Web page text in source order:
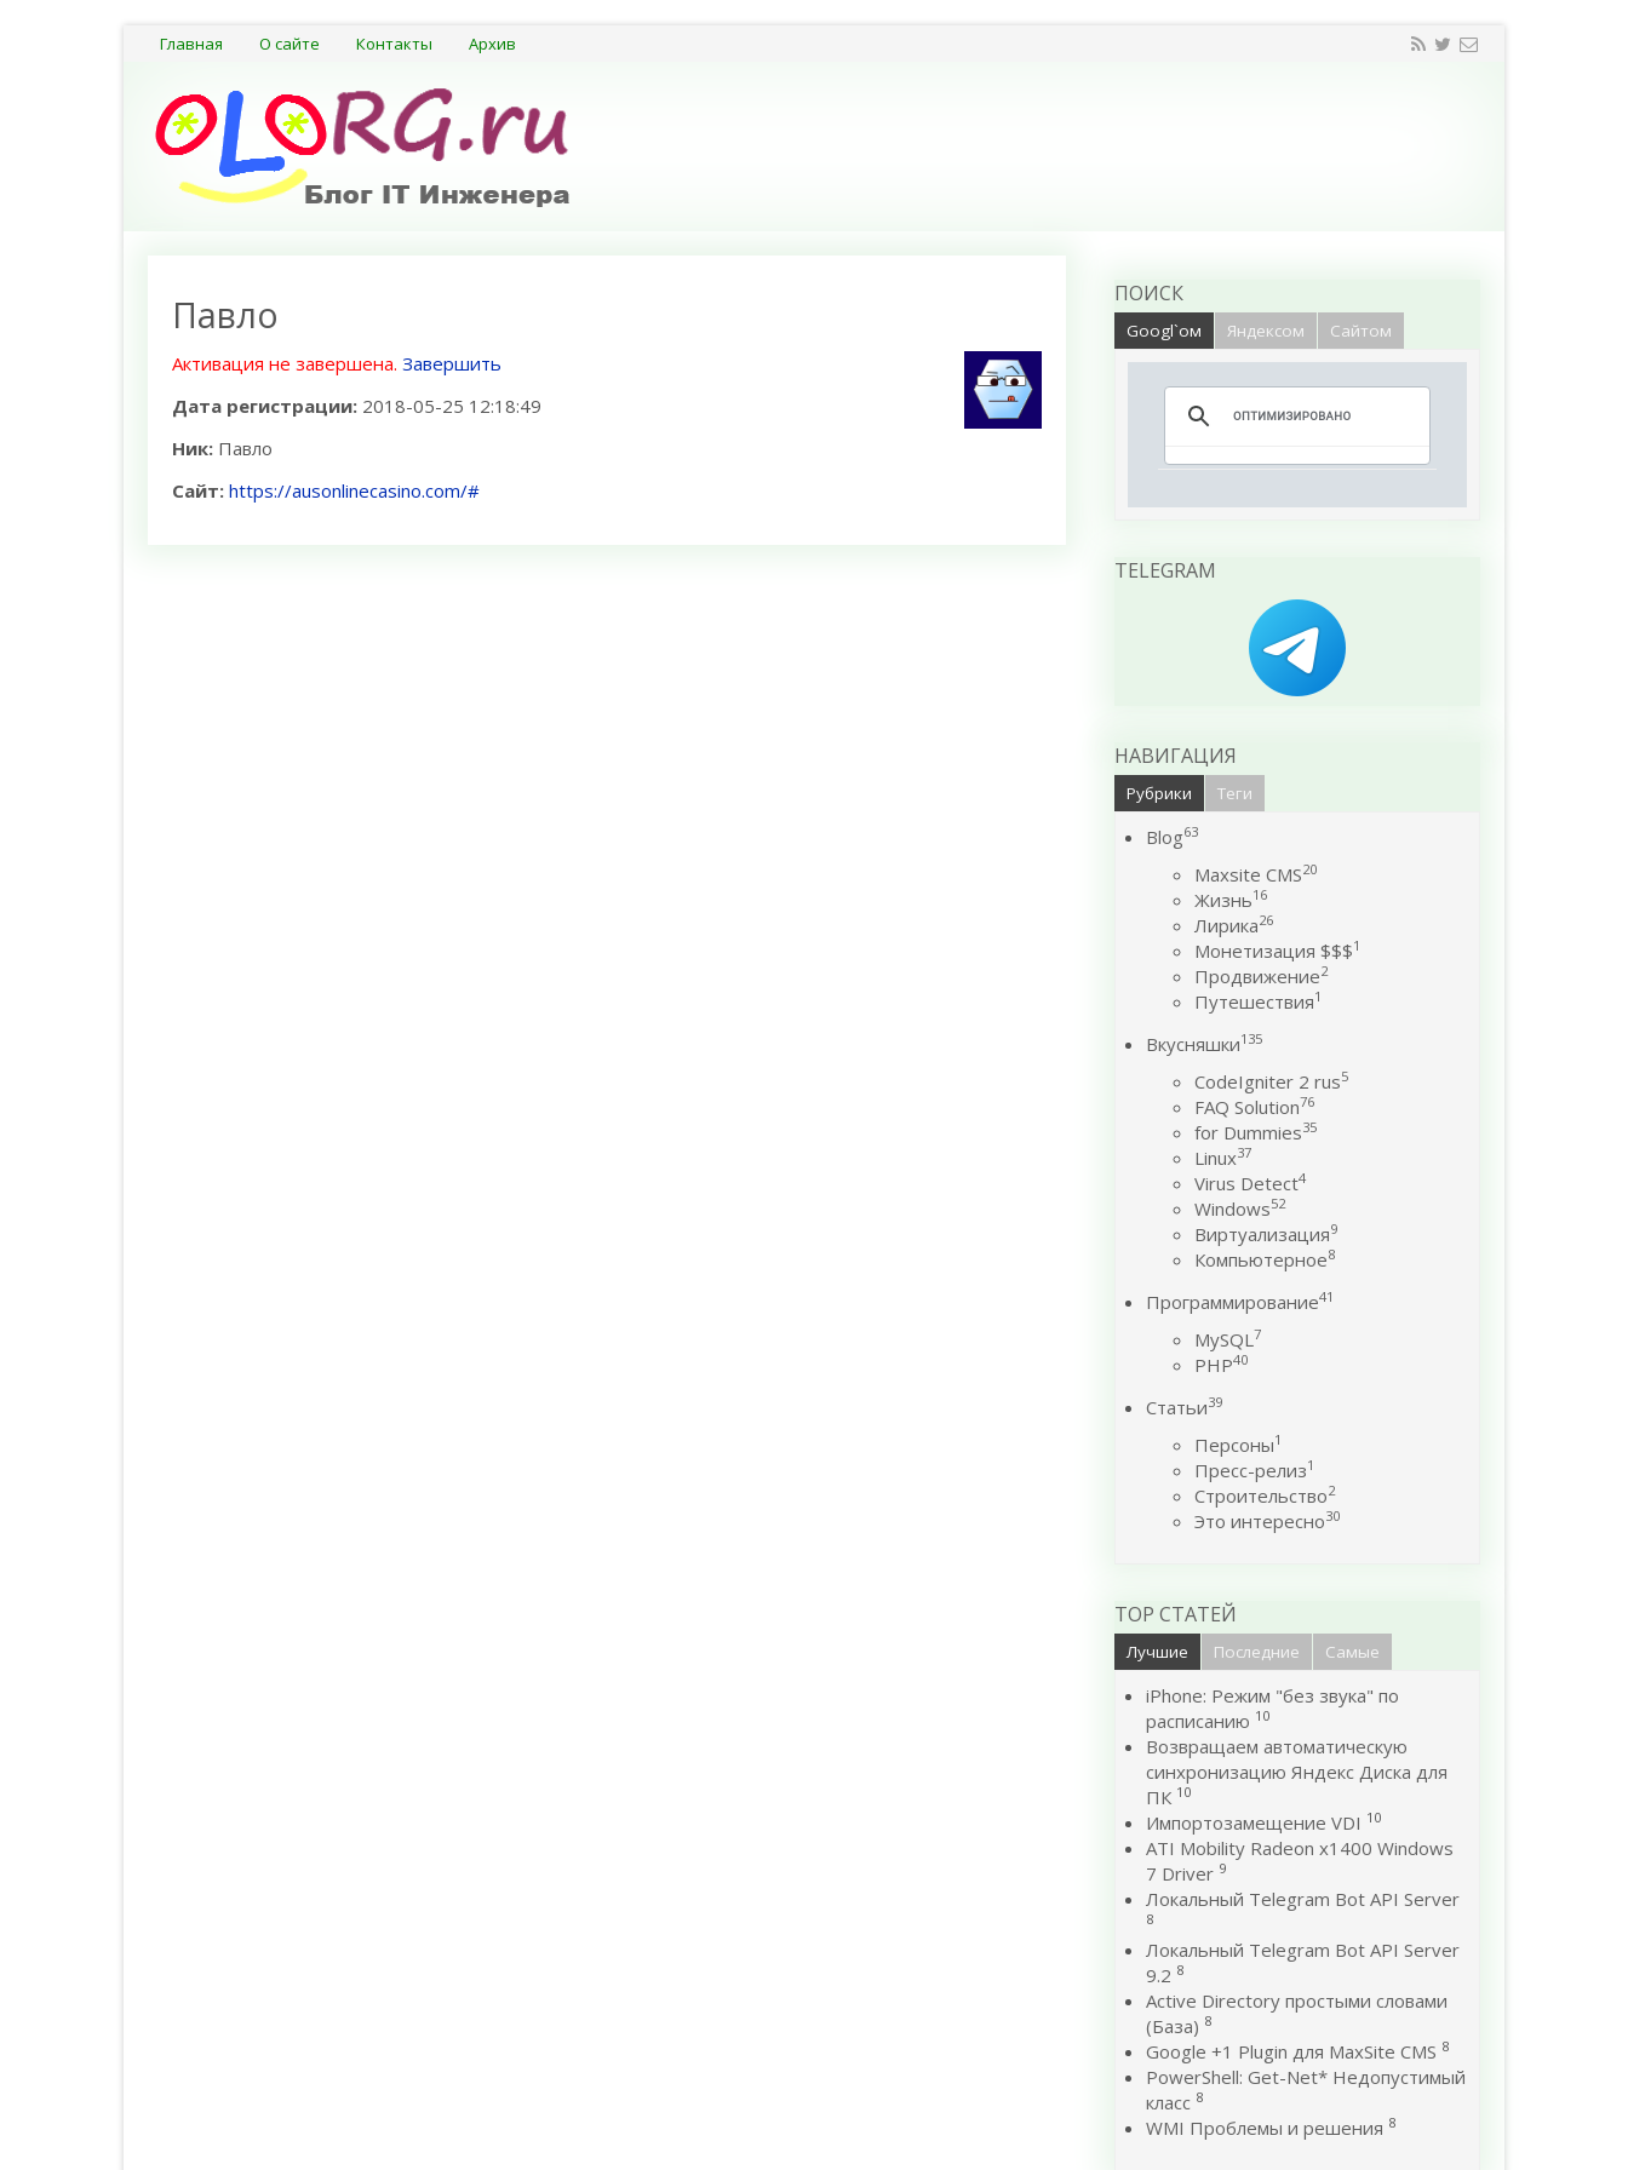
Главная О сайте Контакты Архив
Павло
Активация не завершена. Завершить
Дата регистрации: 2018-05-25 12:18:49
Ник: Павло
Сайт: https://ausonlinecasino.com/#
ПОИСК
Googl`ом Яндексом Сайтом
TELEGRAM
НАВИГАЦИЯ
Рубрики Теги
Blog63
Maxsite CMS20
Жизнь16
Лирика26
Монетизация $$$1
Продвижение2
Путешествия1
Вкусняшки135
CodeIgniter 2 rus5
FAQ Solution76
for Dummies35
Linux37
Virus Detect4
Windows52
Виртуализация9
Компьютерное8
Программирование41
MySQL7
PHP40
Статьи39
Персоны1
Пресс-релиз1
Строительство2
Это интересно30
TOP СТАТЕЙ
Лучшие Последние Самые
iPhone: Режим "без звука" по
расписанию 10
Возвращаем автоматическую
синхронизацию Яндекс Диска для
ПК 10
Импортозамещение VDI 10
ATI Mobility Radeon x1400 Windows
7 Driver 9
Локальный Telegram Bot API Server
8
Локальный Telegram Bot API Server
9.2 8
Active Directory простыми словами
(База) 8
Google +1 Plugin для MaxSite CMS 8
PowerShell: Get-Net* Недопустимый
класс 8
WMI Проблемы и решения 8